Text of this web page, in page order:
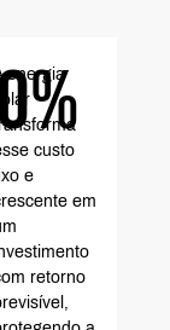
%
energia
custo
e
em
retorno